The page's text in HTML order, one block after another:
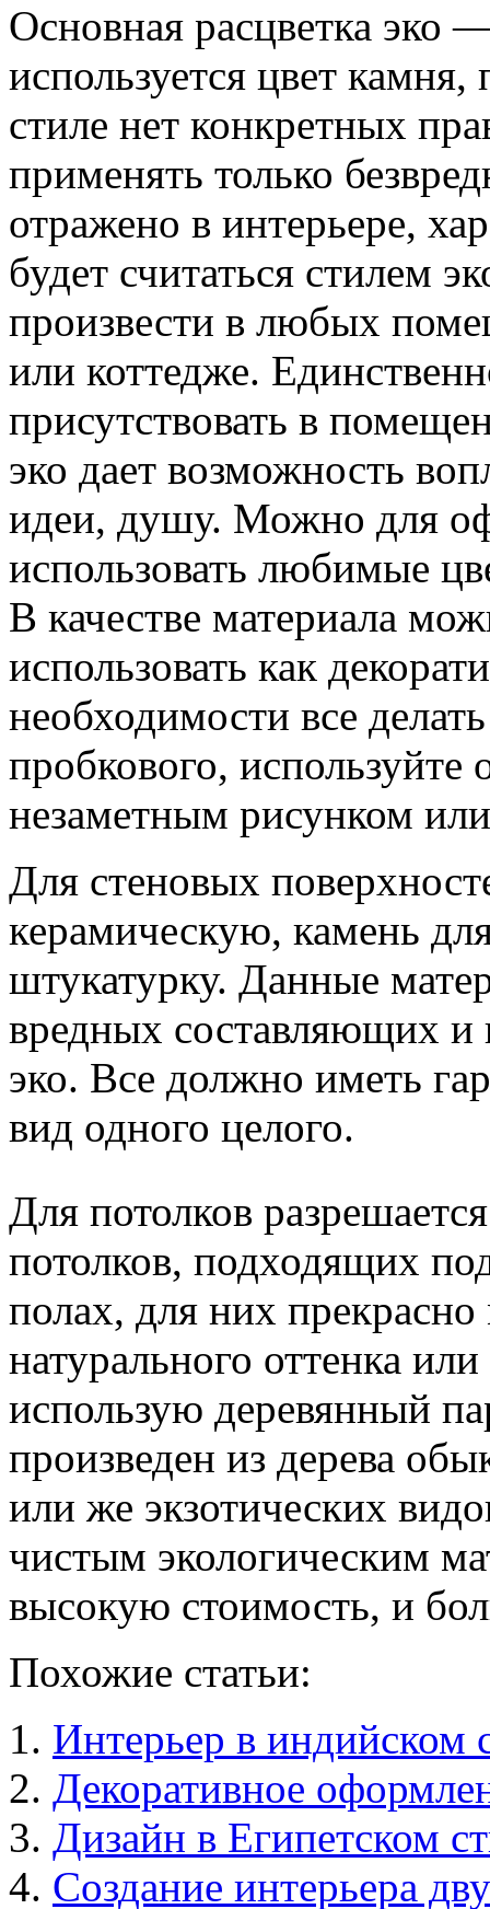
Основная расцветка эко
используется цвет
стиле нет конкретных
применять только
отражено в интерьере,
будет считаться стилем
произвести в любых
или коттедже.
присутствовать в
эко дает возможность
идеи, душу. Можно для
использовать любимые
В качестве материала
использовать как
необходимости все
пробкового,
незаметным рисунком
Для стеновых
керамическую, камень
штукатурку. Данные
вредных составляющих и
эко. Все должно иметь
вид одного целого.
Для потолков
потолков, подходящих
полах, для них
натурального оттенка
использую деревянный
произведен из дерева
или же экзотических
чистым экологическим
высокую стоимость, и
Похожие статьи:
Интерьер в индийском
Декоративное
Дизайн в Египетском
Создание интерьера